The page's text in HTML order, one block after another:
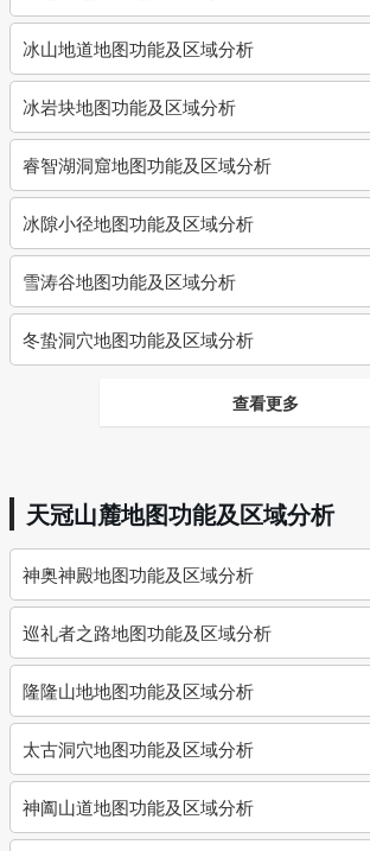
冰山地道地图功能及区域分析
冰岩块地图功能及区域分析
睿智湖洞窟地图功能及区域分析
冰隙小径地图功能及区域分析
雪涛谷地图功能及区域分析
冬蛰洞穴地图功能及区域分析
查看更多
天冠山麓地图功能及区域分析
神奥神殿地图功能及区域分析
巡礼者之路地图功能及区域分析
隆隆山地地图功能及区域分析
太古洞穴地图功能及区域分析
神阖山道地图功能及区域分析